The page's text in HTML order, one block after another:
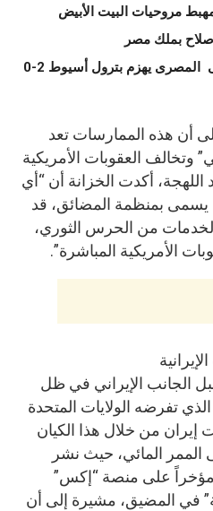
مروحيات البيت الأبيض
بملك مصر
ثالث انتصارات عموتة.. الأهلى المصرى يهزم بترول أسيوط 2-0
أن هذه الممارسات تعد
وتخالف العقوبات الأمريكية
أكدت الخزانة أن “أي
بمنظمة المضائق، قد
لخدمات من الحرس الثوري،
الأمريكية المباشرة”.
الجانب الإيراني في ظل
تفرضه الولايات المتحدة
إيران من خلال هذا الكيان
المائي، حيث نشر
على منصة “إكس”
في المضيق، مشيرة إلى أن